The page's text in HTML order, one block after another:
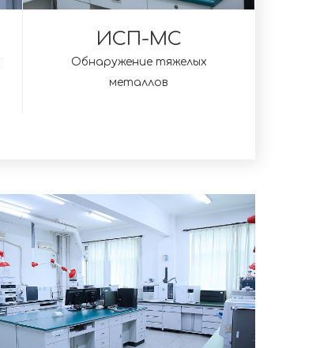
ИСП-МС
Обнаружение тяжелых
металлов
ЛАБОРАТОРИЯ